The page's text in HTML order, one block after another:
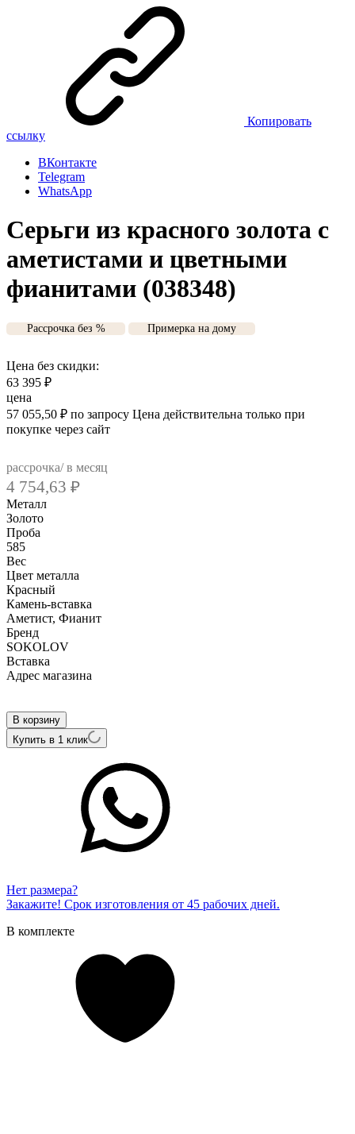
Копировать
ссылку
ВКонтакте
Telegram
WhatsApp
Серьги из красного золота с
аметистами и цветными
фианитами (038348)
Рассрочка без % Примерка на дому
Цена без скидки:
63 395 ₽
цена
57 055,50 ₽ по запросу Цена действительна только при
покупке через сайт
рассрочка/ в месяц
4 754,63 ₽
Металл
Золото
Проба
585
Вес
Цвет металла
Красный
Камень-вставка
Аметист, Фианит
Бренд
SOKOLOV
Вcтавка
Адрес магазина
В корзину
Купить в 1 клик
Нет размера?
Закажите! Срок изготовления от 45 рабочих дней.
В комплекте